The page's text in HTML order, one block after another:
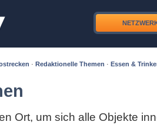
· Redaktionelle Themen · Essen &
Ort, um sich alle Objekte